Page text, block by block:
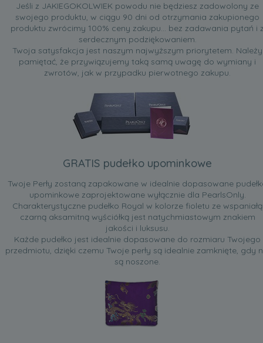
Jeśli z JAKIEGOKOLWIEK powodu nie będziesz zadowolony ze
swojego produktu, w ciągu 90 dni od otrzymania zakupionego
produktu zwrócimy 100% ceny zakupu... bez zadawania pytań i
serdecznym podziękowaniem.
Twoja satysfakcja jest naszym najwyższym priorytetem. Należy
pamiętać, że przywiązujemy taką samą uwagę do wymiany i
zwrotów, jak w przypadku pierwotnego zakupu.
GRATIS pudełko upominkowe
Twoje Perły zostaną zapakowane w idealnie dopasowane
upominkowe zaprojektowane wyłącznie dla PearlsOnly.
Charakterystyczne pudełko Royal w kolorze fioletu ze wspaniałą
czarną aksamitną wyściółką jest natychmiastowym znakiem
jakości i luksusu.
Każde pudełko jest idealnie dopasowane do rozmiaru Twojego
przedmiotu, dzięki czemu Twoje perły są idealnie zamknięte, gdy
są noszone.